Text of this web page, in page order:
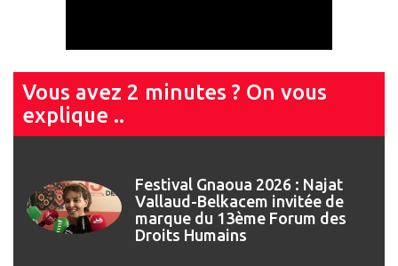
Vous avez 2 minutes ? On vous
explique ..
Festival Gnaoua 2026 : Najat
Vallaud-Belkacem invitée de
marque du 13ème Forum des
Droits Humains